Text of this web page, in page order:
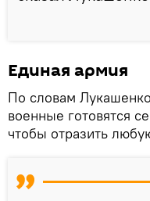
Единая армия
По словам
военные готовятся
чтобы отразить